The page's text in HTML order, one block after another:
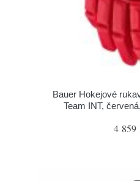
Bauer Hokejové
Team INT,
4 859